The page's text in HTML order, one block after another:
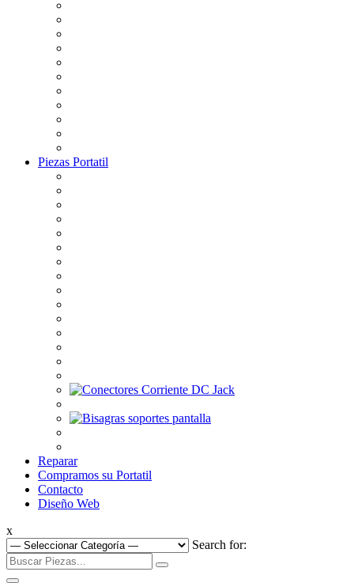
Piezas Portatil
Reparar
Compramos su Portatil
Contacto
Diseño Web
x
Search for: